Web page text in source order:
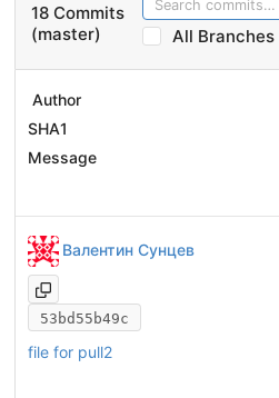
18 Commits
(master)
All Branches
Author
SHA1
Message
Валентин Сунцев
53bd55b49c
file for pull2